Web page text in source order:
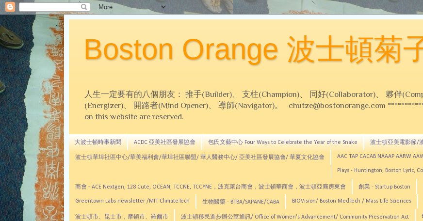
Boston Orange 波士頓菊
人生一定要有的八個朋友： 推手(Builder)、 支柱(Champion)、 同好(Collaborator)、 夥伴
(Energizer)、 開路者(Mind Opener)、 導師(Navigator)。 chutze@bostonorange.com
on this website are reserved.
大波士頓時事新聞 ACDC 亞美社區發展協會 包氏文藝中心 Four Ways to Celebrate the Year of the Snake 波士頓亞美電影節/
波士頓華埠社區中心/華美福利會/華埠社區聯盟/ 華人醫務中心/ 亞美社區發展協會/ 華夏文化協會 AAC TAP CACAB NAAAP AARW
Plays - Huntington, Boston Lyric,
商會 - ACE Nextgen, 128 Cute, OCEAN, TCCNE, TCCYNE，波克萊台商會，波士頓華商會，波士頓亞裔房東會 創業 - Startup Boston
Greentown Labs newsletter /MIT ClimateTech 生物醫藥 - BTBA/SAPANE/CABA BIOVision/ Boston MedTech / Mass Life Sciences
波士頓市、昆士市，摩頓市、羅爾市 波士頓移民進步辦公室通訊/ Office of Women's Advancement/ Community Preservation Act